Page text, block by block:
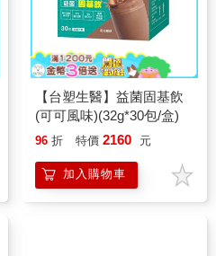
【台塑生醫】益菌固基飲
(可可風味)(32g*30包/盒)
96 折 特價 2160 元
加入購物車